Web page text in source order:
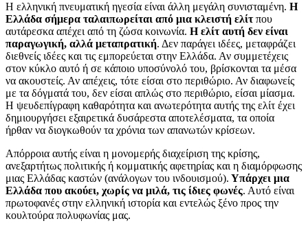
Η ελληνική πνευματική ηγεσία είναι άλλη μεγάλη συνισταμένη. Η
Ελλάδα σήμερα ταλαιπωρείται από μια κλειστή ελίτπου
αυτάρεσκα απέχει από τη ζώσα κοινωνία. Η ελίτ αυτή δεν είναι
παραγωγική, αλλά μεταπρατική. Δεν παράγει ιδέες, μεταφράζει
διεθνείς ιδέες και τις εμπορεύεται στην Ελλάδα. Αν συμμετέχεις
στον κύκλο αυτό ή σε κάποιο υποσύνολό του, βρίσκονται τα μέσα
να ακουστείς. Αν απέχεις, τότε είσαι στο περιθώριο. Αν διαφωνείς
με τα δόγματά του, δεν είσαι απλώς στο περιθώριο, είσαι μίασμα.
Η ψευδεπίγραφη καθαρότητα και ανωτερότητα αυτής της ελίτ έχει
δημιουργήσει εξαιρετικά δυσάρεστα αποτελέσματα, τα οποία
ήρθαν να διογκωθούν τα χρόνια των απανωτών κρίσεων.
Απόρροια αυτής είναι η μονομερής διαχείριση της κρίσης,
ανεξαρτήτως πολιτικής ή κομματικής αφετηρίας και η διαμόρφωσης
μιας Ελλάδας καστών (ανάλογων του ινδουισμού). Υπάρχει μια
Ελλάδα που ακούει, χωρίς να μιλά, τις ίδιες φωνές. Αυτό είναι
πρωτοφανές στην ελληνική ιστορία και εντελώς ξένο προς την
κουλτούρα πολυφωνίας μας.